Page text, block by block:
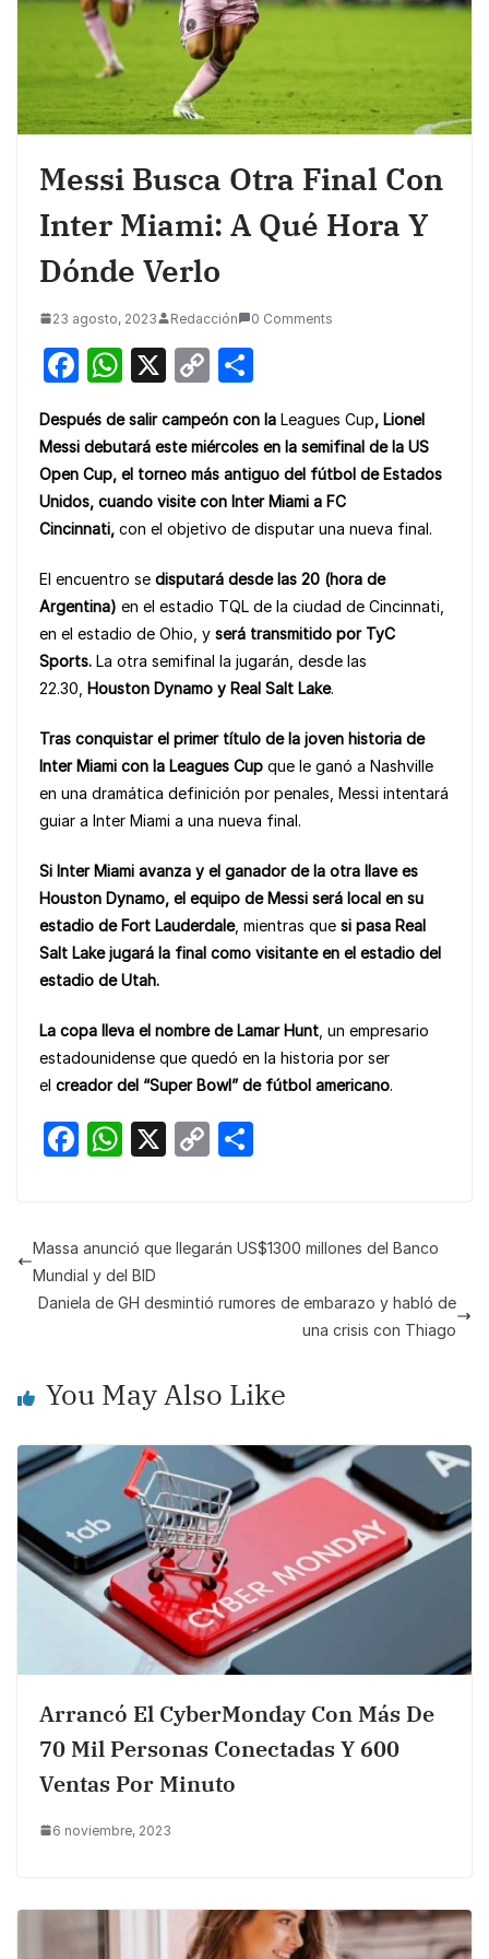
Messi Busca Otra Final Con
Inter Miami: A Qué Hora Y
Dónde Verlo
23 agosto, 2023 Redacción 0 Comments
F
c
e
b
o
o
k
W
at
s
A
p
p
X
C
p
y
Li
n
k
ar
e
Después de salir campeón con la Leagues Cup, Lionel
Messi debutará este miércoles en la semifinal de la US
Open Cup, el torneo más antiguo del fútbol de Estados
Unidos, cuando visite con Inter Miami a FC
Cincinnati, con el objetivo de disputar una nueva final.
El encuentro se disputará desde las 20 (hora de
Argentina) en el estadio TQL de la ciudad de Cincinnati,
en el estadio de Ohio, y será transmitido por TyC
Sports. La otra semifinal la jugarán, desde las
22.30, Houston Dynamo y Real Salt Lake.
Tras conquistar el primer título de la joven historia de
Inter Miami con la Leagues Cup que le ganó a Nashville
en una dramática definición por penales, Messi intentará
guiar a Inter Miami a una nueva final.
Si Inter Miami avanza y el ganador de la otra llave es
Houston Dynamo, el equipo de Messi será local en su
estadio de Fort Lauderdale, mientras que si pasa Real
Salt Lake jugará la final como visitanteen el estadio del
estadio de Utah.
La copa lleva el nombre deLamar Hunt , un empresario
estadounidense que quedó en la historia por ser
el creador del “Super Bowl” de fútbol americano.
F
e
b
o
k
W
s
A
p
X
C
y
n
e
Massa anunció que llegarán US$1300 millones del Banco
Mundial y del BID
Daniela de GH desmintió rumores de embarazo y habló de
una crisis con Thiago
You May Also Like
Arrancó El CyberMonday Con Más De
70 Mil Personas Conectadas Y 600
Ventas Por Minuto
6 noviembre, 2023